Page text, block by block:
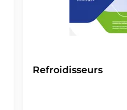
Refroidisseurs